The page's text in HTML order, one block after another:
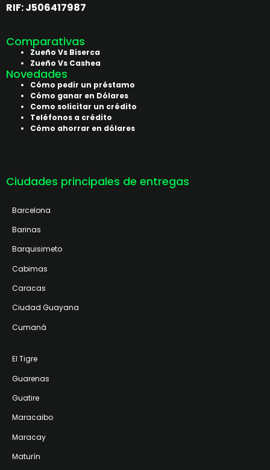
RIF: J506417987
Comparativas
Zueño Vs Biserca
Zueño Vs Cashea
Novedades
Cómo pedir un préstamo
Cómo ganar en Dólares
Como solicitar un crédito
Teléfonos a crédito
Cómo ahorrar en dólares
Ciudades principales de entregas
Barcelona
Barinas
Barquisimeto
Cabimas
Caracas
Ciudad Guayana
Cumaná
El Tigre
Guarenas
Guatire
Maracaibo
Maracay
Maturín